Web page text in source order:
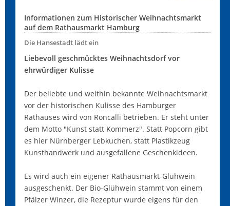
Informationen zum Historischer Weihnachtsmarkt
auf dem Rathausmarkt Hamburg
Die Hansestadt lädt ein
Liebevoll geschmücktes Weihnachtsdorf vor
ehrwürdiger Kulisse
Der beliebte und weithin bekannte Weihnachtsmarkt
vor der historischen Kulisse des Hamburger
Rathauses wird von Roncalli betrieben. Er steht unter
dem Motto "Kunst statt Kommerz". Statt Popcorn gibt
es hier Nürnberger Lebkuchen, statt Plastikzeug
Kunsthandwerk und ausgefallene Geschenkideen.
Es wird auch ein eigener Rathausmarkt-Glühwein
ausgeschenkt. Der Bio-Glühwein stammt von einem
Pfälzer Winzer, die Rezeptur wurde eigens für den